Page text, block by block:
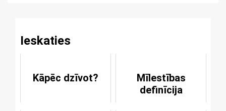
Ieskaties
Kāpēc dzīvot?
Mīlestības
definīcija